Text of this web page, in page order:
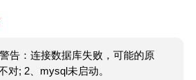
告：连接数据库失败，可能的原
对; 2、mysql未启动。